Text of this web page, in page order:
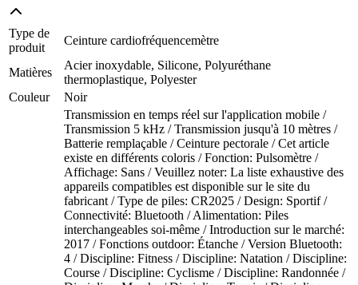
Type de
produit
Ceinture cardiofréquencemètre
Matières
Acier inoxydable, Silicone, Polyuréthane
thermoplastique, Polyester
Couleur
Noir
Transmission en temps réel sur l'application mobile /
Transmission 5 kHz / Transmission jusqu'à 10 mètres /
Batterie remplaçable / Ceinture pectorale / Cet article
existe en différents coloris / Fonction: Pulsomètre /
Affichage: Sans / Veuillez noter: La liste exhaustive des
appareils compatibles est disponible sur le site du
fabricant / Type de piles: CR2025 / Design: Sportif /
Connectivité: Bluetooth / Alimentation: Piles
interchangeables soi-même / Introduction sur le marché:
2017 / Fonctions outdoor: Étanche / Version Bluetooth:
4 / Discipline: Fitness / Discipline: Natation / Discipline:
Course / Discipline: Cyclisme / Discipline: Randonnée /